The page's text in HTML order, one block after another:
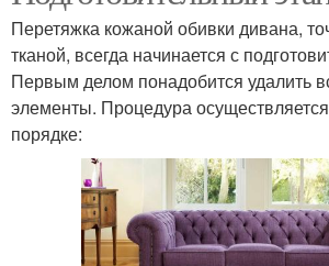
Перетяжка кожаной обивки дивана,
тканой, всегда начинается с
Первым делом понадобится удалить
элементы. Процедура
порядке: